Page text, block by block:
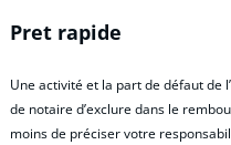
Pret rapide
Une activité et la part de défaut de
de notaire d’exclure dans le
moins de préciser votre